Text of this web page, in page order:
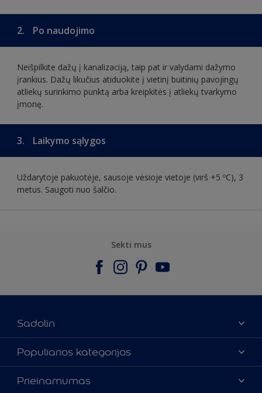
2. Po naudojimo
Neišpilkite dažų į kanalizaciją, taip pat ir valydami dažymo
įrankius. Dažų likučius atiduokite į vietinį buitinių pavojingų
atliekų surinkimo punktą arba kreipkitės į atliekų tvarkymo
įmonę.
3. Laikymo sąlygos
Uždarytoje pakuotėje, sausoje vėsioje vietoje (virš +5 ºC), 3
metus. Saugoti nuo šalčio.
Sekti mus
Sadolin
Apie mus
Susisiekti su mumis
Rasti parduotuvę
Populiarios kategorijos
Spalvos
Prieinamumas